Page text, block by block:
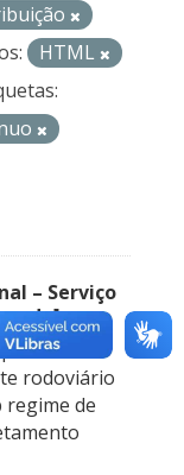
HTML
– Serviço
a
rodoviário
de